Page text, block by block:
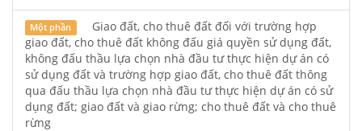
Một phần
Giao đất, cho thuê đất đối với trường hợp
giao đất, cho thuê đất không đấu giá quyền sử dụng đất,
không đấu thầu lựa chọn nhà đầu tư thực hiện dự án có
sử dụng đất và trường hợp giao đất, cho thuê đất thông
qua đấu thầu lựa chọn nhà đầu tư thực hiện dự án có sử
dụng đất; giao đất và giao rừng; cho thuê đất và cho thuê
rừng